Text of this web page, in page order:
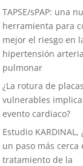
TAPSE/sPAP: una
herramienta para
mejor el riesgo en
hipertensión
pulmonar
¿La rotura de placas
vulnerables
evento cardiaco?
Estudio KARDINAL,
un paso más cerca
tratamiento de la